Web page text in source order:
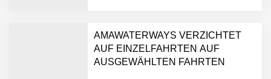
AMAWATERWAYS VERZICHTET
AUF EINZELFAHRTEN AUF
AUSGEWÄHLTEN FAHRTEN